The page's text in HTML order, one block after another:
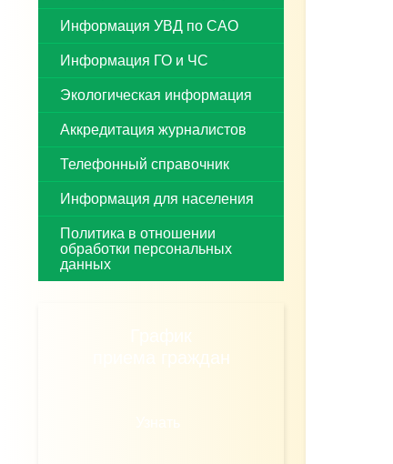
Информация УВД по САО
Информация ГО и ЧС
Экологическая информация
Аккредитация журналистов
Телефонный справочник
Информация для населения
Политика в отношении
обработки персональных
данных
приема граждан